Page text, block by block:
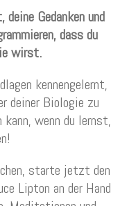
Gedanken und
dass du
wirst.
kennengelernt,
deiner Biologie zu
wenn du lernst,
starte jetzt den
Lipton an der Hand